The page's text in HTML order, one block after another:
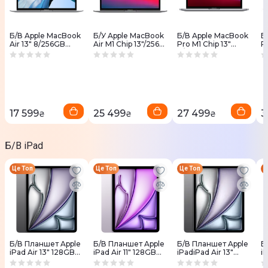
Б/В Apple MacBook
Air 13" 8/256GB
Silver MWTK2 2020
17 599₴
Б/У Apple MacBook
Air M1 Chip 13"/256
Space Gray (MGN63)
25 499₴
Б/В Apple MacBook
Pro M1 Chip 13"
8/256 Touch Bar
27 499₴
Б/В iPad
Б/В Планшет Apple
iPad Air 13" 128GB
Wi-Fi Space Gray
Це Топ
Б/В Планшет Apple
iPad Air 11" 128GB
Wi-Fi Purple 2024
Це Топ
Б/В Планшет Apple
iPadiPad Air 13"
128Gb Space Gray
Це Топ